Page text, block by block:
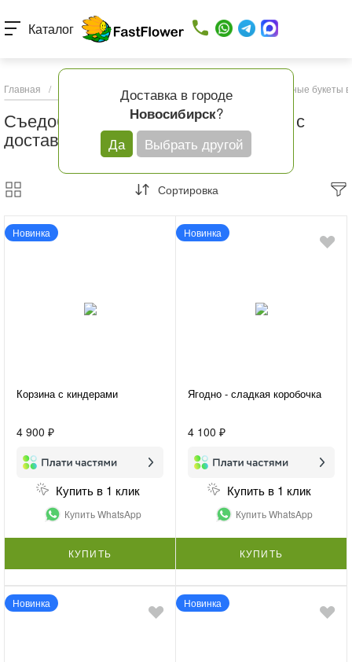
Доставка в городе
Новосибирск?
Да
Выбрать другой
Каталог
Главная / Каталог товаров Съедобные букеты
Съедобные букеты в Новосибирске с
доставкой
Сортировка
Новинка
Корзина с киндерами
4 900 ₽
Купить в 1 клик
Купить WhatsApp
КУПИТЬ
Новинка
Ягодно - сладкая коробочка
4 100 ₽
Купить в 1 клик
Купить WhatsApp
КУПИТЬ
Новинка Новинка